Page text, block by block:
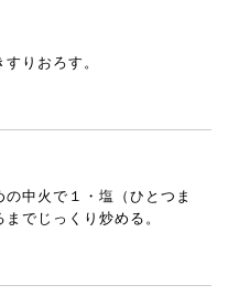
りおろす。
中火で１・塩（ひとつま
でじっくり炒める。